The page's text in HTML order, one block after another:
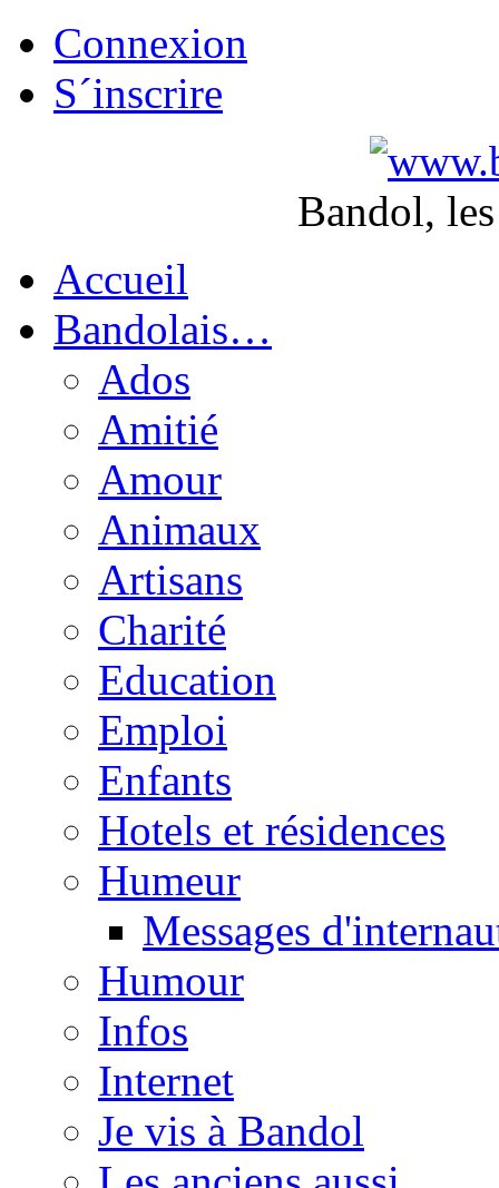
Connexion
S´inscrire
Bandol,
Accueil
Bandolais…
Ados
Amitié
Amour
Animaux
Artisans
Charité
Education
Emploi
Enfants
Hotels et résidences
Humeur
Messages
Humour
Infos
Internet
Je vis à Bandol